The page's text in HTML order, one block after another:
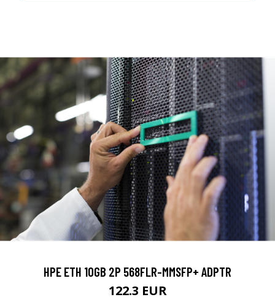
HPE ETH 10GB 2P 568FLR-MMSFP+ ADPTR
122.3 EUR